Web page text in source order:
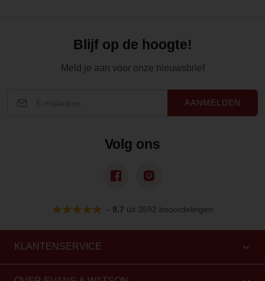
Blijf op de hoogte!
Meld je aan voor onze nieuwsbrief
AANMELDEN
Volg ons
– 9,7 uit 3592 beoordelingen
KLANTENSERVICE